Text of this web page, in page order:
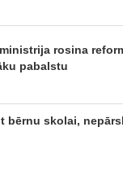
rosina
pabalstu
bērnu skolai,